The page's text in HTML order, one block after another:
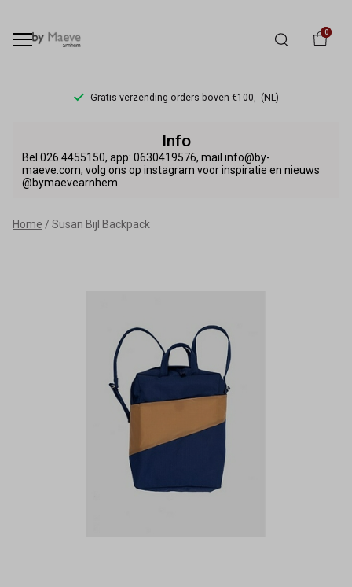
0
Gratis verzending orders boven €100,- (NL)
Bijl
Backpack
Info
Bel 026 4455150, app: 0630419576, mail info@by-
maeve.com, volg ons op instagram voor inspiratie en nieuws
@bymaevearnhem
Home Susan Bijl Backpack